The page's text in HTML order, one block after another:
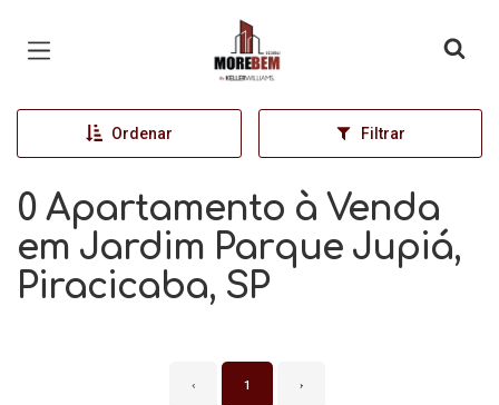
Página inicial
Ordenar Filtrar
0 Apartamento à Venda
em Jardim Parque Jupiá,
Piracicaba, SP
‹ 1 ›